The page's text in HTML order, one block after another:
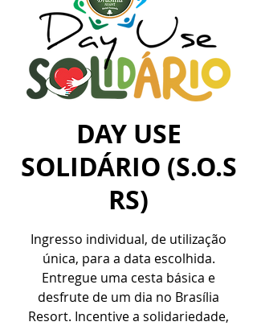
DAY USE
SOLIDÁRIO (S.O.S
RS)
Ingresso individual, de utilização
única, para a data escolhida.
Entregue uma cesta básica e
desfrute de um dia no Brasília
Resort. Incentive a solidariedade,